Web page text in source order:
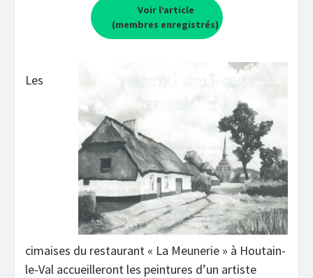
Voir l’article
(membres enregistrés)
Les
cimaises du restaurant « La Meunerie » à Houtain-
le-Val accueilleront les peintures d’un artiste